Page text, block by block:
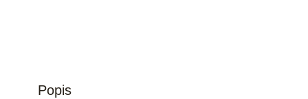
Popis